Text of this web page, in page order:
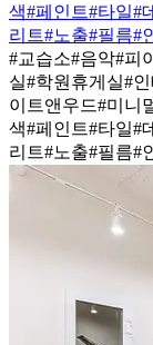
색#페인트#타일#
리트#노출#필름#
#교습소#음악#피
실#학원휴게실#
이트앤우드#미니
색#페인트#타일#
리트#노출#필름#